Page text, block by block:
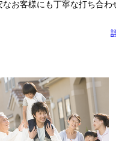
お客様にも丁寧な打ち合わ